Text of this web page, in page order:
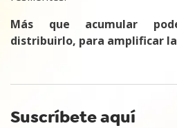
Más que acumular
distribuirlo, para amplificar
Suscríbete aquí